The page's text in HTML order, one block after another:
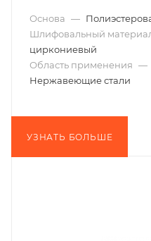
Основа —
Шлифовальный
циркониевый
Область применения —
Нержавеющие стали
УЗНАТЬ БОЛЬШЕ